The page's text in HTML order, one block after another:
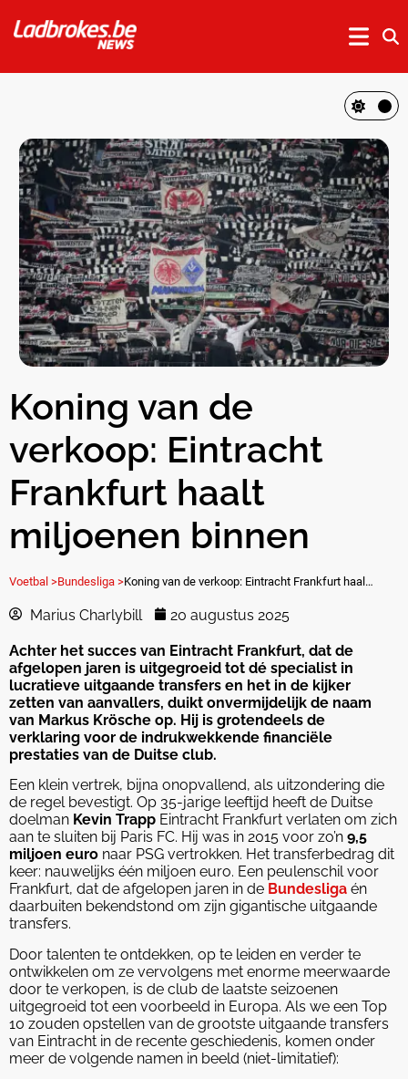
Koning van de
verkoop: Eintracht
Frankfurt haalt
miljoenen binnen
Voetbal >Bundesliga > Koning van de verkoop: Eintracht Frankfurt haalt miljoenen binnen
Marius Charlybill 20 augustus 2025
Achter het succes van Eintracht Frankfurt, dat de
afgelopen jaren is uitgegroeid tot dé specialist in
lucratieve uitgaande transfers en het in de kijker
zetten van aanvallers, duikt onvermijdelijk de naam
van Markus Krösche op. Hij is grotendeels de
verklaring voor de indrukwekkende financiële
prestaties van de Duitse club.
Een klein vertrek, bijna onopvallend, als uitzondering die
de regel bevestigt. Op 35-jarige leeftijd heeft de Duitse
doelman Kevin Trapp Eintracht Frankfurt verlaten om zich
aan te sluiten bij Paris FC. Hij was in 2015 voor zo’n 9,5
miljoen euro naar PSG vertrokken. Het transferbedrag dit
keer: nauwelijks één miljoen euro. Een peulenschil voor
Frankfurt, dat de afgelopen jaren in de Bundesliga én
daarbuiten bekendstond om zijn gigantische uitgaande
transfers.
Door talenten te ontdekken, op te leiden en verder te
ontwikkelen om ze vervolgens met enorme meerwaarde
door te verkopen, is de club de laatste seizoenen
uitgegroeid tot een voorbeeld in Europa. Als we een Top
10 zouden opstellen van de grootste uitgaande transfers
van Eintracht in de recente geschiedenis, komen onder
meer de volgende namen in beeld (niet-limitatief):